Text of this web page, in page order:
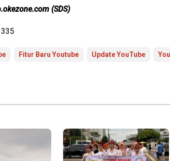
(SDS)
335
Fitur Baru Youtube Update YouTube